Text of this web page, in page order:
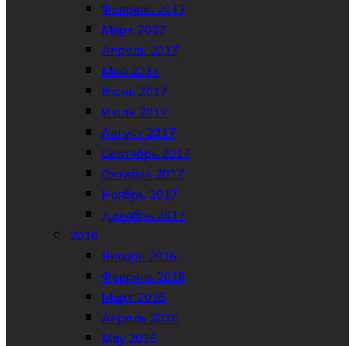
Февраль 2017
Март 2017
Апрель 2017
Май 2017
Июнь 2017
Июль 2017
Август 2017
Сентябрь 2017
Октябрь 2017
Ноябрь 2017
Декабрь 2017
2016
Январь 2016
Февраль 2016
Март 2016
Апрель 2016
May 2016